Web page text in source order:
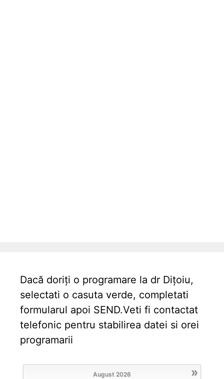
Dacă doriți o programare la dr Dițoiu,
selectati o casuta verde, completati
formularul apoi SEND.Veti fi contactat
telefonic pentru stabilirea datei si orei
programarii
»
August 2026